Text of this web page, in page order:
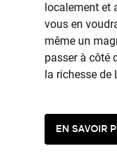
localement et
vous en
même un
passer à côté
la richesse de
EN SAVOIR